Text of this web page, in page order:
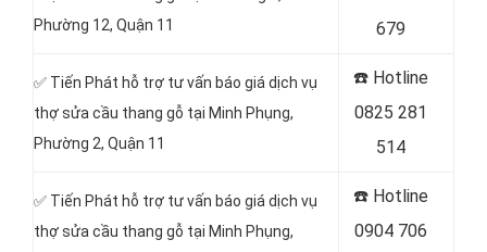
Phường 12, Quận 11
679
✅ Tiến Phát hỗ trợ tư vấn báo giá dịch vụ
thợ sửa cầu thang gỗ tại Minh Phụng,
Phường 2, Quận 11
☎️ Hotline
0825 281
514
✅ Tiến Phát hỗ trợ tư vấn báo giá dịch vụ
thợ sửa cầu thang gỗ tại Minh Phụng,
☎️ Hotline
0904 706